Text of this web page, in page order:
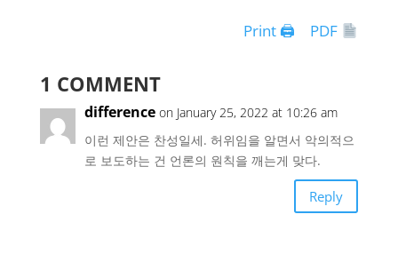
Print 🖨 PDF
1 COMMENT
difference on January 25, 2022 at 10:26 am
이런 제안은 찬성일세. 허위임을 알면서 악의적으
로 보도하는 건 언론의 원칙을 깨는게 맞다.
Reply